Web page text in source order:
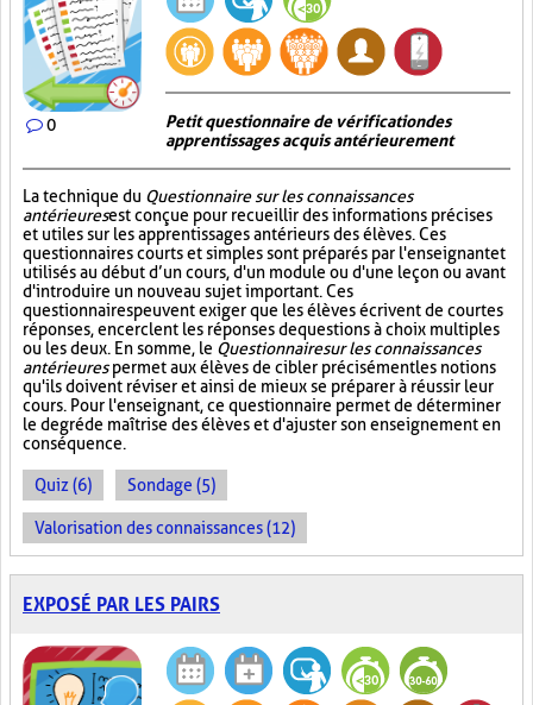
0
Petit questionnaire de vérification des
apprentissages acquis antérieurement
La technique du Questionnaire sur les connaissances
antérieuresest conçue pour recueillir des informations précises
et utiles sur les apprentissages antérieurs des élèves. Ces
questionnaires courts et simples sont préparés par l'enseignant et
utilisés au début d’un cours, d'un module ou d'une leçon ou avant
d'introduire un nouveau sujet important. Ces
questionnaires peuvent exiger que les élèves écrivent de courtes
réponses, encerclent les réponses de questions à choix multiples
ou les deux. En somme, le Questionnaire sur les connaissances
antérieurespermet aux élèves de cibler précisément les notions
qu'ils doivent réviser et ainsi de mieux se préparer à réussir leur
cours. Pour l'enseignant, ce questionnaire permet de déterminer
le degré de maîtrise des élèves et d'ajuster son enseignement en
conséquence.
Quiz (6) Sondage (5)
Valorisation des connaissances (12)
EXPOSÉ PAR LES PAIRS